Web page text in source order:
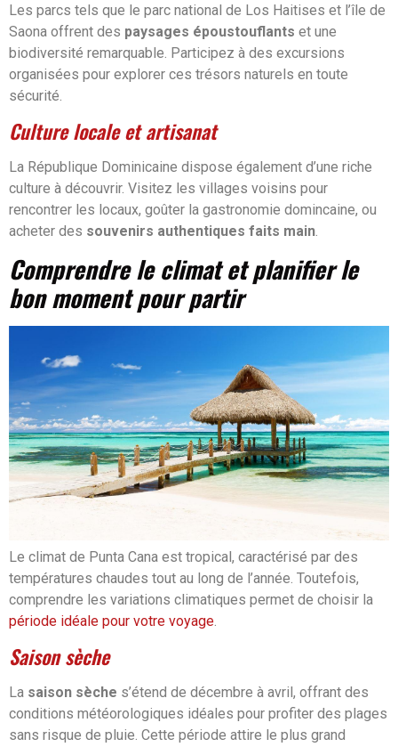
Les parcs tels que le parc national de Los Haitises et l’île de
Saona offrent des paysages époustouflants et une
biodiversité remarquable. Participez à des excursions
organisées pour explorer ces trésors naturels en toute
sécurité.
Culture locale et artisanat
La République Dominicaine dispose également d’une riche
culture à découvrir. Visitez les villages voisins pour
rencontrer les locaux, goûter la gastronomie domincaine, ou
acheter des souvenirs authentiques faits main.
Comprendre le climat et planifier le
bon moment pour partir
Le climat de Punta Cana est tropical, caractérisé par des
températures chaudes tout au long de l’année. Toutefois,
comprendre les variations climatiques permet de choisir la
période idéale pour votre voyage.
Saison sèche
La saison sèche s’étend de décembre à avril, offrant des
conditions météorologiques idéales pour profiter des plages
sans risque de pluie. Cette période attire le plus grand